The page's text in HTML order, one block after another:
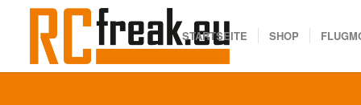
STARTSEITE SHOP